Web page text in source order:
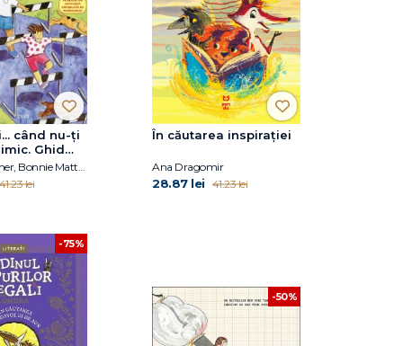
când nu-ţi
Ghid
care vorDawn Huebner, Bonnie Matthews
41.23 lei
În căutarea inspirației
Ana Dragomir
28.87 lei 41.23 lei
-75%
-50%